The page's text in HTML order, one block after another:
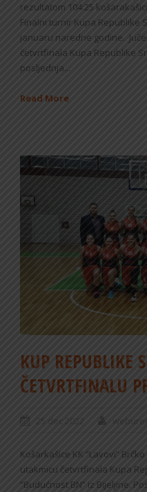
rezultatom 104:25
Finalni turnir Kupa Republike
januaru naredne godine.
četvrtfinala Kupa Republike
posljednja...
Read More
KUP REPUBLIKE
ČETVRTFINALU
25 dec 2022
Košarkašice KK “Lavovi”
utakmicu četvrtfinala Kupa
“Budućnost BN” iz Bijeljine.